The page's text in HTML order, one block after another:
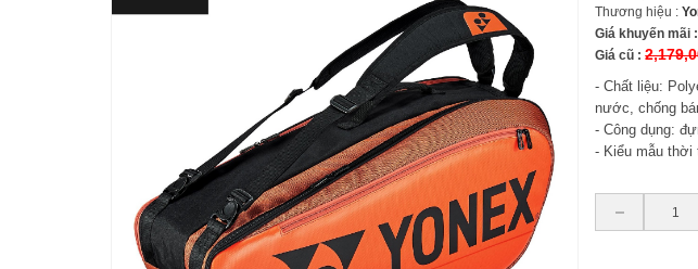
Thương hiệu :
Giá khuyến mãi :
Giá cũ :
- Chất liệu:
nước, chống
- Công dụng:
- Kiểu mẫu thời